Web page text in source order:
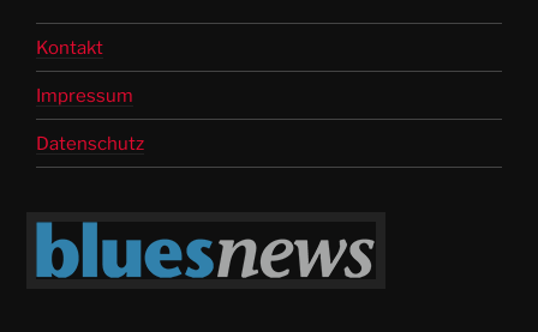
Kontakt
Impressum
Datenschutz